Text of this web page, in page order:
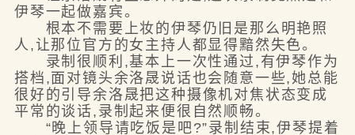
伊琴一起做嘉宾。
根本不需要上妆的伊琴仍旧是那么明艳照
人,让那位官方的女主持人都显得黯然失色。
录制很顺利,基本上一次性通过,有伊琴作为
搭档,面对镜头余洛晟说话也会随意一些,她总能
很好的引导余洛晟把这种摄像机对焦状态变成
平常的谈话,录制起来便很自然顺畅。
“晚上领导请吃饭是吧?”录制结束,伊琴提着